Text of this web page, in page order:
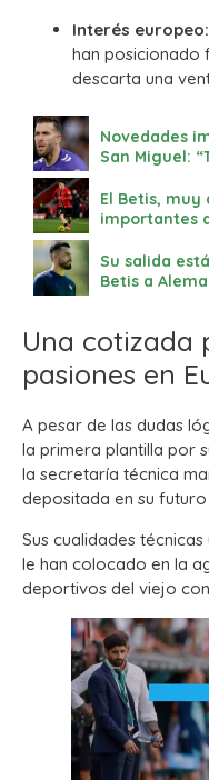
Interés europeo:
han posicionado
descarta una
Novedades
San Miguel:
El Betis,
importantes
Su salida
Betis a
Una cotizada
pasiones en
A pesar de las dudas
la primera plantilla por
la secretaría técnica
depositada en su
Sus cualidades
le han colocado en la
deportivos del viejo